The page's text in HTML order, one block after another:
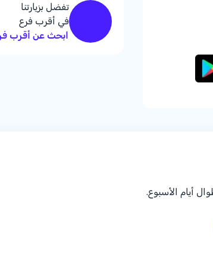
تفضل بزيارتنا
في أقرب فرع
ابحث عن أقرب
أيام الأسبوع.